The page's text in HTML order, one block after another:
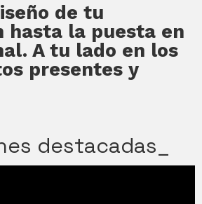
de tu
hasta la puesta en
A tu lado en los
presentes y
destacadas_